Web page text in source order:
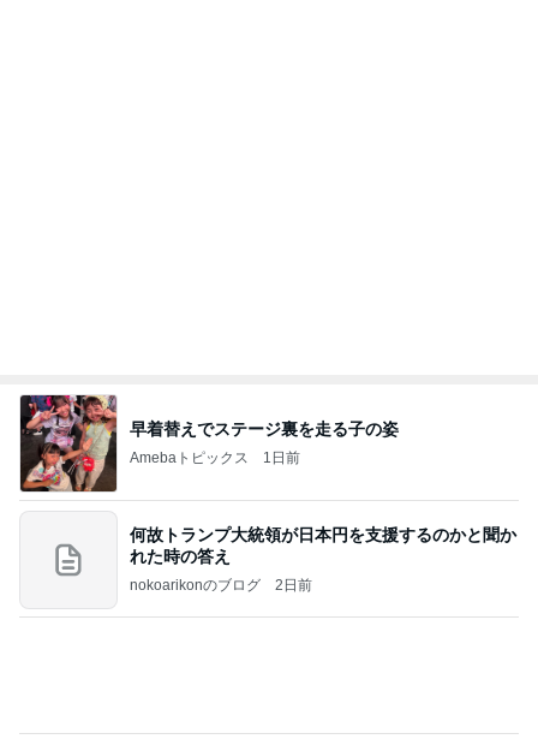
早着替えでステージ裏を走る子の姿
Amebaトピックス 1日前
何故トランプ大統領が日本円を支援するのかと聞か
れた時の答え
nokoarikonのブログ 2日前